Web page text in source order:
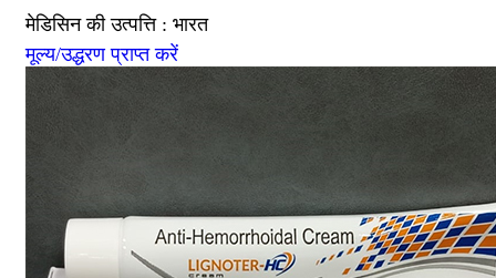
मेडिसिन की उत्पत्ति : भारत
मूल्य/उद्धरण प्राप्त करें